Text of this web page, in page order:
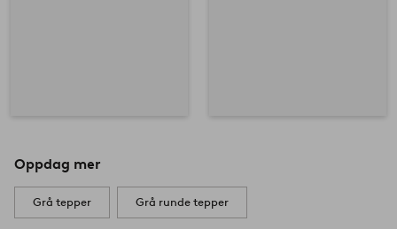
Oppdag mer
Grå tepper Grå runde tepper